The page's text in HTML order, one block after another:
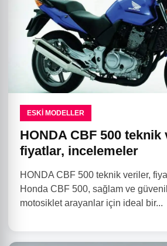
ESKI MODELLER
HONDA CBF 500 teknik
fiyatlar, incelemeler
HONDA CBF 500 teknik veriler,
Honda CBF 500, sağlam ve
motosiklet arayanlar için ideal bir...